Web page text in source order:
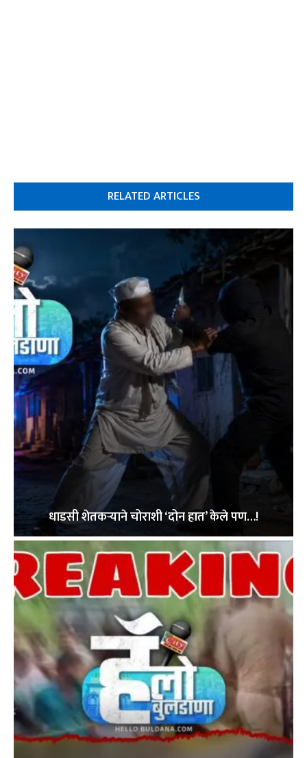
RELATED ARTICLES
धाडसी शेतकऱ्याने चोराशी ‘दोन हात’ केले पण…!